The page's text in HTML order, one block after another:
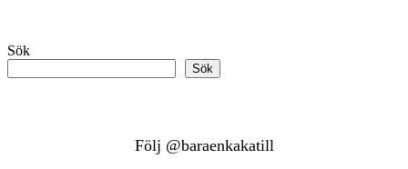
Sök
Sök
Följ @baraenkakatill